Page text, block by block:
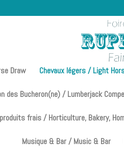
Draw Chevaux légers / Light
des Bucheron(ne) / Lumberjack
frais / Horticulture, Bakery,
Musique & Bar / Music & Bar